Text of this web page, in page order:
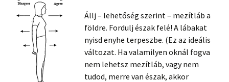
Állj – lehetőség szerint – mezítláb a
földre. Fordulj észak felé! A lábakat
nyisd enyhe terpeszbe. (Ez az ideális
változat. Ha valamilyen oknál fogva
nem lehetsz mezítláb, vagy nem
tudod, merre van észak, akkor